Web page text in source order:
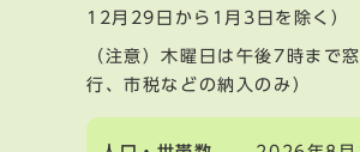
12月29日から1月3日を除く）
（注意）木曜日は午後7時まで
行、市税などの納入のみ）